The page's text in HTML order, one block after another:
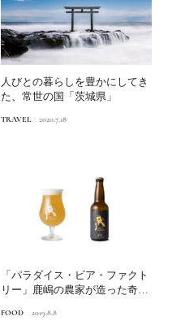
人びとの暮らしを豊かにしてき
た、常世の国「茨城県」
TRAVEL 2020.7.18
「パラダイス・ビア・ファクト
リー」鹿嶋の農家が造った奇跡
FOOD 2019.8.8